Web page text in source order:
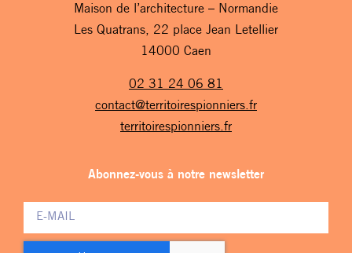
Maison de l’architecture – Normandie
Les Quatrans, 22 place Jean Letellier
14000 Caen
02 31 24 06 81
contact@territoirespionniers.fr
territoirespionniers.fr
Abonnez-vous à notre newsletter